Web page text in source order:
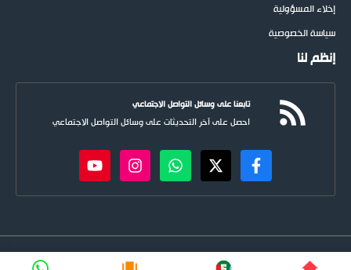
إخلاء المسؤولية
سياسة الخصوصية
إنظم لنا
تابعنا على وسائل التواصل الاجتماعي
احصل على آخر التحديثات على وسائل التواصل الاجتماعي
newspoots.com • جميع الحقوق © محفوظة لموقع